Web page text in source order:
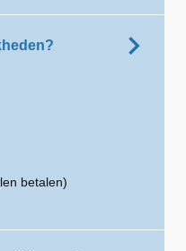
betalen)